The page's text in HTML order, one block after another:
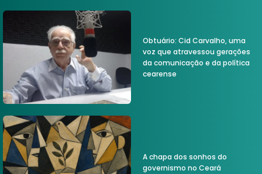
Obtuário: Cid Carvalho, uma
voz que atravessou gerações
da comunicação e da política
cearense
A chapa dos sonhos do
governismo no Ceará